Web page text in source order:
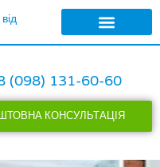
(098) 131-60-60
КОНСУЛЬТАЦІЯ